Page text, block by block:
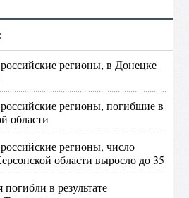
регионы, в Донецке
регионы, погибшие в
области
регионы, число
области выросло до 35
в результате